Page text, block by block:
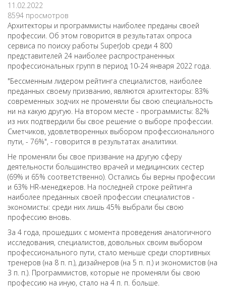
11.02.2022
8594 просмотров
Архитекторы и программисты наиболее преданы своей
профессии. Об этом говорится в результатах опроса
сервиса по поиску работы SuperJob среди 4 800
представителей 24 наиболее распространенных
профессиональных групп в период 10-24 января 2022 года.
"Бессменным лидером рейтинга специалистов, наиболее
преданных своему призванию, являются архитекторы: 83%
современных зодчих не променяли бы свою специальность
ни на какую другую. На втором месте - программисты: 82%
из них подтвердили бы свое решение о выборе профессии.
Сметчиков, удовлетворенных выбором профессионального
пути, - 76%", - говорится в результатах аналитики.
Не променяли бы свое призвание на другую сферу
деятельности большинство врачей и медицинских сестер
(69% и 65% соответственно). Остались бы верны профессии
и 63% HR-менеджеров. На последней строке рейтинга
наиболее преданных своей профессии специалистов -
экономисты: среди них лишь 45% выбрали бы свою
профессию вновь.
За 4 года, прошедших с момента проведения аналогичного
исследования, специалистов, довольных своим выбором
профессионального пути, стало меньше среди спортивных
тренеров (на 8 п. п.), дизайнеров (на 5 п. п.) и экономистов (на
3 п. п.). Программистов, которые не променяли бы свою
профессию на иную, стало на 4 п. п. больше.